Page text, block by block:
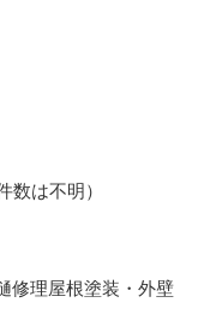
数は不明）
修理屋根塗装・外壁